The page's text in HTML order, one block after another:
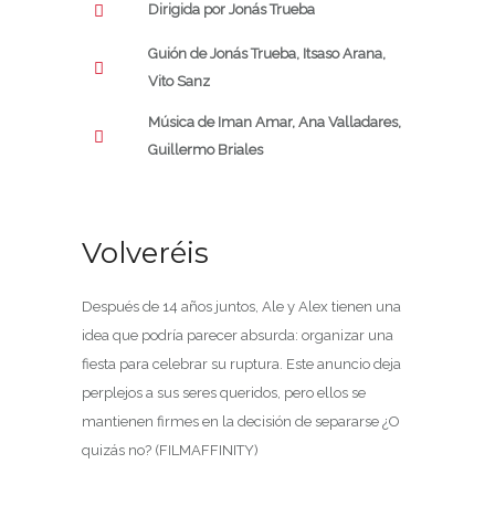
Dirigida por Jonás Trueba
Guión de Jonás Trueba, Itsaso Arana,
Vito Sanz
Música de Iman Amar, Ana Valladares,
Guillermo Briales
Volveréis
Después de 14 años juntos, Ale y Alex tienen una
idea que podría parecer absurda: organizar una
fiesta para celebrar su ruptura. Este anuncio deja
perplejos a sus seres queridos, pero ellos se
mantienen firmes en la decisión de separarse ¿O
quizás no? (FILMAFFINITY)